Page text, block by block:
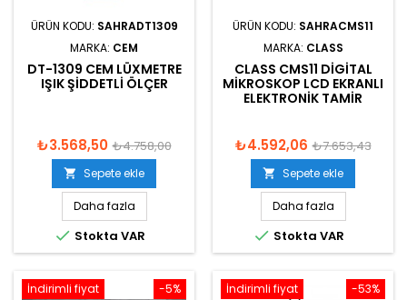
ÜRÜN KODU: SAHRADT1309
MARKA: CEM
DT-1309 CEM LÜXMETRE
IŞIK ŞIDDETLI ÖLÇER
₺3.568,50 ₺4.758,00
 Sepete ekle
Daha fazla
 Stokta VAR
ÜRÜN KODU: SAHRACMS11
MARKA: CLASS
CLASS CMS11 DIGITAL
MIKROSKOP LCD EKRANLI
ELEKTRONIK TAMIR
₺4.592,06 ₺7.653,43
 Sepete ekle
Daha fazla
 Stokta VAR
-5%
İndirimli fiyat -53%
İndirimli fiyat